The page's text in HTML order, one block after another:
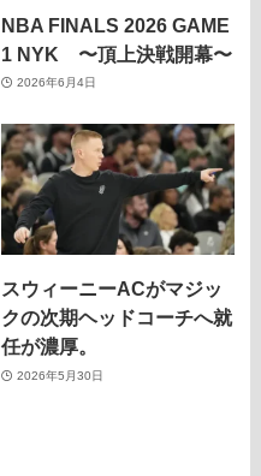
NBA FINALS 2026 GAME
1 NYK 〜頂上決戦開幕〜
2026年6月4日
スウィーニーACがマジッ
クの次期ヘッドコーチへ就
任が濃厚。
2026年5月30日